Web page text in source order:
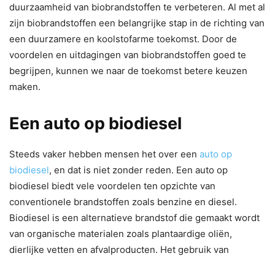
duurzaamheid van biobrandstoffen te verbeteren. Al met al
zijn biobrandstoffen een belangrijke stap in de richting van
een duurzamere en koolstofarme toekomst. Door de
voordelen en uitdagingen van biobrandstoffen goed te
begrijpen, kunnen we naar de toekomst betere keuzen
maken.
Een auto op biodiesel
Steeds vaker hebben mensen het over een auto op
biodiesel, en dat is niet zonder reden. Een auto op
biodiesel biedt vele voordelen ten opzichte van
conventionele brandstoffen zoals benzine en diesel.
Biodiesel is een alternatieve brandstof die gemaakt wordt
van organische materialen zoals plantaardige oliën,
dierlijke vetten en afvalproducten. Het gebruik van